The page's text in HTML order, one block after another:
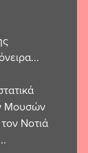
Μουσών
Νοτιά